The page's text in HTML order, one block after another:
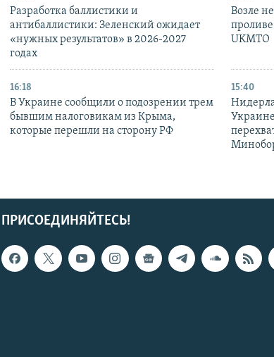
Разработка баллистики и
антибаллистики: Зеленский ожидает
«нужных результатов» в 2026-2027
годах
Возле
UKMTO
16:18
В Украине сообщили о подозрении трем
бывшим налоговикам из Крыма,
которые перешли на сторону РФ
15:40
ПРИСОЕДИНЯЙТЕСЬ!